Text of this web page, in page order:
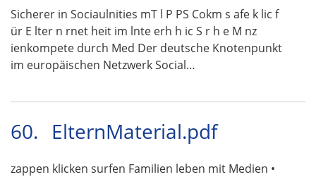
Sicherer in Sociaulnities mT l P PS Cokm s afe k lic f
ür E lter n rnet heit im lnte erh h ic S r h e M nz
ienkompete durch Med Der deutsche Knotenpunkt
im europäischen Netzwerk Social…
60. ElternMaterial.pdf
zappen klicken surfen Familien leben mit Medien •